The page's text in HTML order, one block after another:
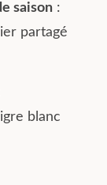
saison :
partagé
blanc